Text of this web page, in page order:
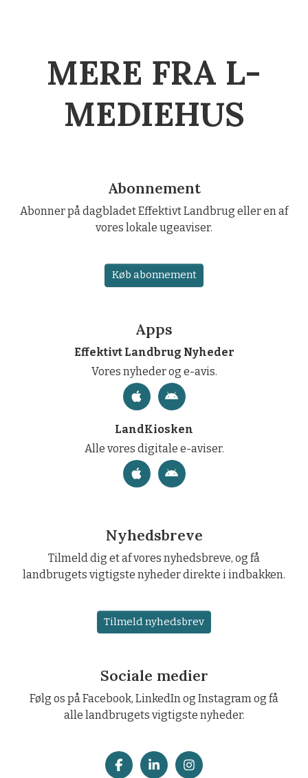
MERE FRA L-
MEDIEHUS
Abonnement
Abonner på dagbladet Effektivt Landbrug eller en af
vores lokale ugeaviser.
Køb abonnement
Apps
Effektivt Landbrug Nyheder
Vores nyheder og e-avis.
LandKiosken
Alle vores digitale e-aviser.
Nyhedsbreve
Tilmeld dig et af vores nyhedsbreve, og få
landbrugets vigtigste nyheder direkte i indbakken.
Tilmeld nyhedsbrev
Sociale medier
Følg os på Facebook, LinkedIn og Instagram og få
alle landbrugets vigtigste nyheder.